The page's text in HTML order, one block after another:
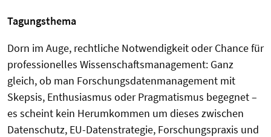
Tagungsthema
Dorn im Auge, rechtliche Notwendigkeit oder Chance für
professionelles Wissenschaftsmanagement: Ganz
gleich, ob man Forschungsdatenmanagement mit
Skepsis, Enthusiasmus oder Pragmatismus begegnet –
es scheint kein Herumkommen um dieses zwischen
Datenschutz, EU-Datenstrategie, Forschungspraxis und